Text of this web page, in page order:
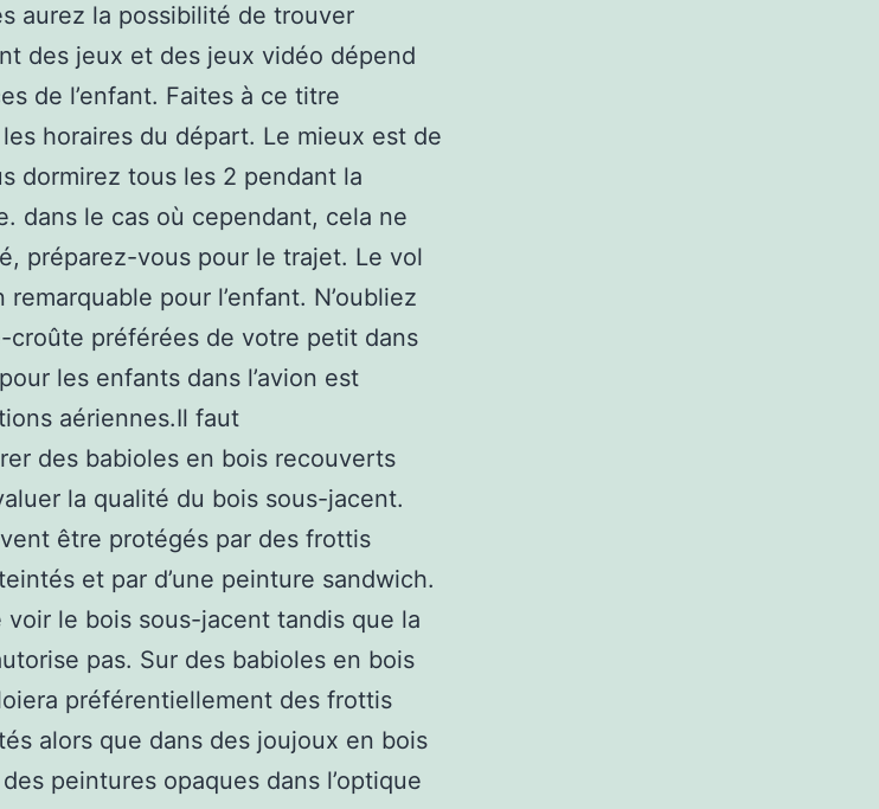
aurez la possibilité de trouver
des jeux et des jeux vidéo dépend
de l’enfant. Faites à ce titre
horaires du départ. Le mieux est de
dormirez tous les 2 pendant la
dans le cas où cependant, cela ne
préparez-vous pour le trajet. Le vol
pour l’enfant. N’oubliez
croûte préférées de votre petit dans
les enfants dans l’avion est
aériennes.Il faut
des babioles en bois recouverts
la qualité du bois sous-jacent.
être protégés par des frottis
et par d’une peinture sandwich.
le bois sous-jacent tandis que la
pas. Sur des babioles en bois
préférentiellement des frottis
alors que dans des joujoux en bois
peintures opaques dans l’optique